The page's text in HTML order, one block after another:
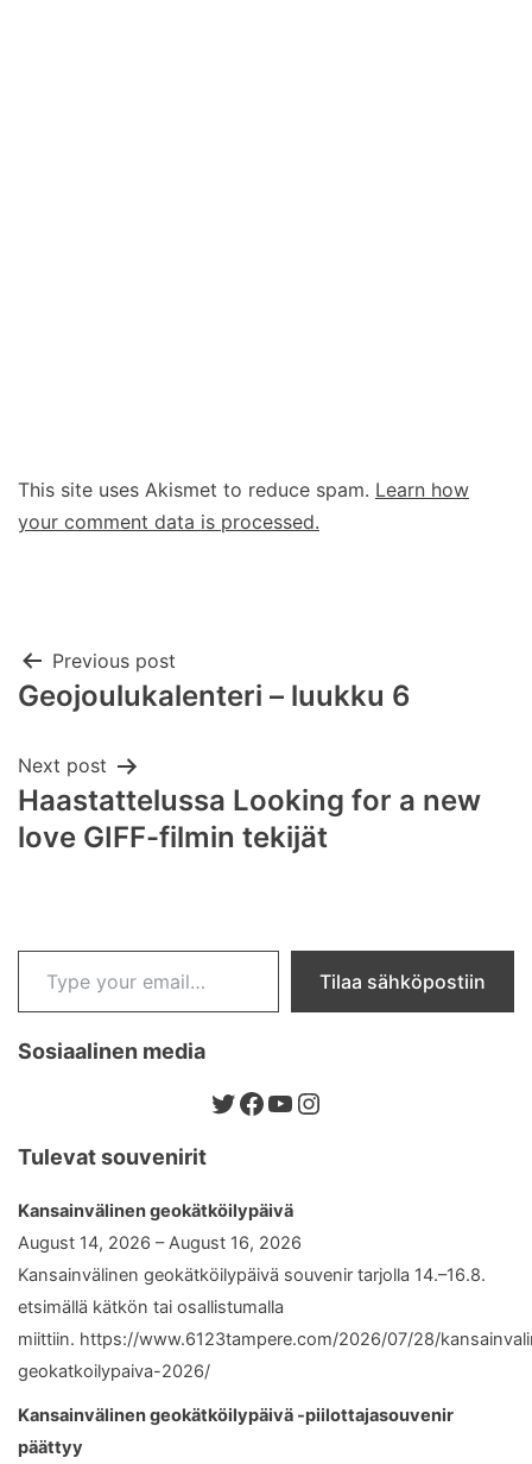
This site uses Akismet to reduce spam. Learn how
your comment data is processed.
Post
navigation
Previous post
Geojoulukalenteri – luukku 6
Next post
Haastattelussa Looking for a new
love GIFF-filmin tekijät
Type your email…
Tilaa sähköpostiin
Sosiaalinen media
Twitter
Facebook
YouTube
Instagram
Tulevat souvenirit
Kansainvälinen geokätköilypäivä
August 14, 2026 – August 16, 2026
Kansainvälinen geokätköilypäivä souvenir tarjolla 14.–16.8.
etsimällä kätkön tai osallistumalla
miittiin. https://www.6123tampere.com/2026/07/28/
geokatkoilypaiva-2026/
Kansainvälinen geokätköilypäivä -piilottajasouvenir
päättyy